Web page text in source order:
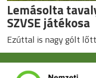
Lemásolta
SZVSE játékosa
Ezúttal is nagy gólt